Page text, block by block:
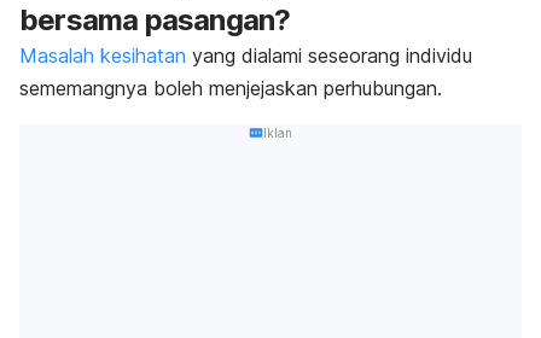
bersama pasangan?
Masalah kesihatan yang dialami seseorang individu
sememangnya boleh menjejaskan perhubungan.
Iklan